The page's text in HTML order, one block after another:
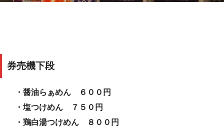
券売機下段
・醤油らぁめん ６００円
・塩つけめん ７５０円
・鶏白湯つけめん ８００円